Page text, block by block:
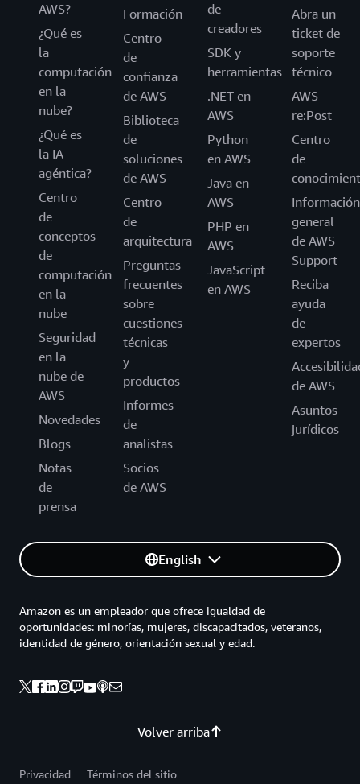
AWS?
¿Qué es
la
computación
en la
nube?
¿Qué es
la IA
agéntica?
Centro
de
conceptos
de
computación
en la
nube
Seguridad
en la
nube de
AWS
Novedades
Blogs
Notas
de
prensa
Formación
Centro
de
confianza
de AWS
Biblioteca
de
soluciones
de AWS
Centro
de
arquitectura
Preguntas
frecuentes
sobre
cuestiones
técnicas
y
productos
Informes
de
analistas
Socios
de AWS
de
creadores
SDK y
herramientas
.NET en
AWS
Python
en AWS
Java en
AWS
PHP en
AWS
JavaScript
en AWS
Abra un
ticket de
soporte
técnico
AWS
re:Post
Centro
de
Información
general
de AWS
Support
Reciba
ayuda
de
expertos
de AWS
Asuntos
jurídicos
English
Volver arriba
Amazon es un empleador que ofrece igualdad de
oportunidades: minorías, mujeres, discapacitados, veteranos,
identidad de género, orientación sexual y edad.
Privacidad Términos del sitio